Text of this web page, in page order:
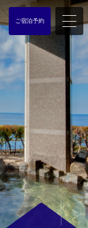
ご宿泊予約